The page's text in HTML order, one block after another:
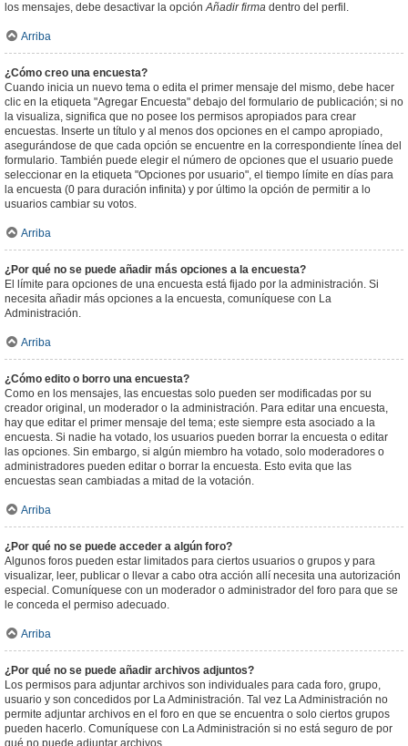
los mensajes, debe desactivar la opciónAñadir firma dentro del perfil.
Arriba
¿Cómo creo una encuesta?
Cuando inicia un nuevo tema o edita el primer mensaje del mismo, debe hacer
clic en la etiqueta "Agregar Encuesta" debajo del formulario de publicación; si no
la visualiza, significa que no posee los permisos apropiados para crear
encuestas. Inserte un título y al menos dos opciones en el campo apropiado,
asegurándose de que cada opción se encuentre en la correspondiente línea del
formulario. También puede elegir el número de opciones que el usuario puede
seleccionar en la etiqueta "Opciones por usuario", el tiempo límite en días para
la encuesta (0 para duración infinita) y por último la opción de permitir a lo
usuarios cambiar su votos.
Arriba
¿Por qué no se puede añadir más opciones a la encuesta?
El límite para opciones de una encuesta está fijado por la administración. Si
necesita añadir más opciones a la encuesta, comuníquese con La
Administración.
Arriba
¿Cómo edito o borro una encuesta?
Como en los mensajes, las encuestas solo pueden ser modificadas por su
creador original, un moderador o la administración. Para editar una encuesta,
hay que editar el primer mensaje del tema; este siempre esta asociado a la
encuesta. Si nadie ha votado, los usuarios pueden borrar la encuesta o editar
las opciones. Sin embargo, si algún miembro ha votado, solo moderadores o
administradores pueden editar o borrar la encuesta. Esto evita que las
encuestas sean cambiadas a mitad de la votación.
Arriba
¿Por qué no se puede acceder a algún foro?
Algunos foros pueden estar limitados para ciertos usuarios o grupos y para
visualizar, leer, publicar o llevar a cabo otra acción allí necesita una autorización
especial. Comuníquese con un moderador o administrador del foro para que se
le conceda el permiso adecuado.
Arriba
¿Por qué no se puede añadir archivos adjuntos?
Los permisos para adjuntar archivos son individuales para cada foro, grupo,
usuario y son concedidos por La Administración. Tal vez La Administración no
permite adjuntar archivos en el foro en que se encuentra o solo ciertos grupos
pueden hacerlo. Comuníquese con La Administración si no está seguro de por
qué no puede adjuntar archivos.